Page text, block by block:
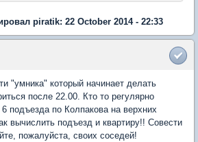
piratik: 22 October 2014 - 22:33
"умника" который начинает делать
после 22.00. Кто то регулярно
подъезда по Колпакова на верхних
вычислить подъезд и квартиру!! Совести
пожалуйста, своих соседей!